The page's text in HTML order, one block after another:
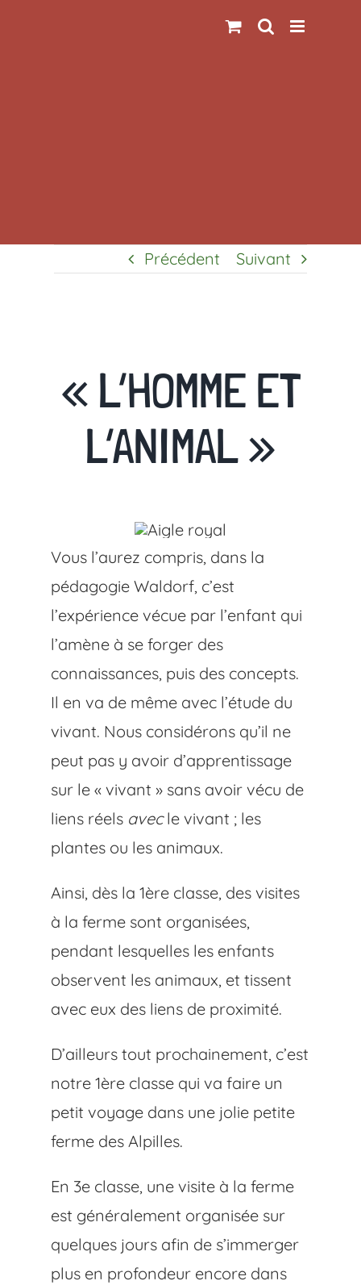
Précédent Suivant
« L’HOMME ET
L’ANIMAL »
Vous l’aurez compris, dans la
pédagogie Waldorf, c’est
l’expérience vécue par l’enfant qui
l’amène à se forger des
connaissances, puis des concepts.
Il en va de même avec l’étude du
vivant. Nous considérons qu’il ne
peut pas y avoir d’apprentissage
sur le « vivant » sans avoir vécu de
liens réels avecle vivant ; les
plantes ou les animaux.
Ainsi, dès la 1ère classe, des visites
à la ferme sont organisées,
pendant lesquelles les enfants
observent les animaux, et tissent
avec eux des liens de proximité.
D’ailleurs tout prochainement, c’est
notre 1ère classe qui va faire un
petit voyage dans une jolie petite
ferme des Alpilles.
En 3e classe, une visite à la ferme
est généralement organisée sur
quelques jours afin de s’immerger
plus en profondeur encore dans